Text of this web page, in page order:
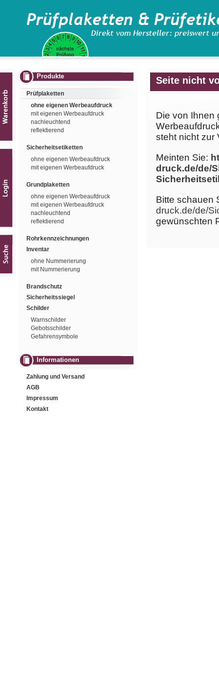
Produkte
Prüfplaketten
ohne eigenen Werbeaufdruck
mit eigenen Werbeaufdruck
nachleuchtend
reflektierend
Sicherheitsetiketten
ohne eigenen Werbeaufdruck
mit eigenen Werbeaufdruck
Grundplaketten
ohne eigenen Werbeaufdruck
mit eigenen Werbeaufdruck
nachleuchtend
reflektierend
Rohrkennzeichnungen
Inventar
ohne Nummerierung
mit Nummerierung
Brandschutz
Sicherheitssiegel
Schilder
Warnschilder
Gebotsschilder
Gefahrensymbole
Informationen
Zahlung und Versand
AGB
Impressum
Kontakt
Seite nicht
Die von Ihnen
steht nicht zur
Meinten Sie:
druck.de/de/
Bitte schauen
druck.de/de/
gewünschten